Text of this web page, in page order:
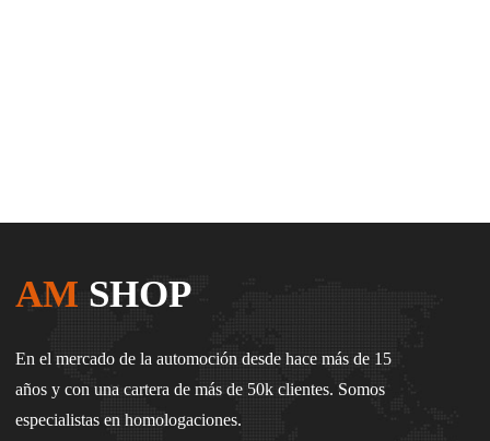
AM SHOP
En el mercado de la automoción desde hace más de 15
años y con una cartera de más de 50k clientes. Somos
especialistas en homologaciones.